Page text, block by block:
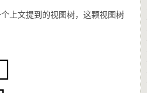
文提到的视图树，这颗视图树